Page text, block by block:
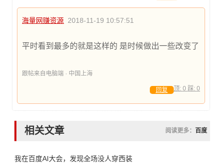
海量网赚资源 2018-11-19 10:57:51
平时看到最多的就是这样的 是时候做出一些改变了
跟帖来自电脑端 · 中国上海
顶: 0 踩: 0
回复
相关文章 阅读更多： 百度
我在百度AI大会，发现全场没人穿西装